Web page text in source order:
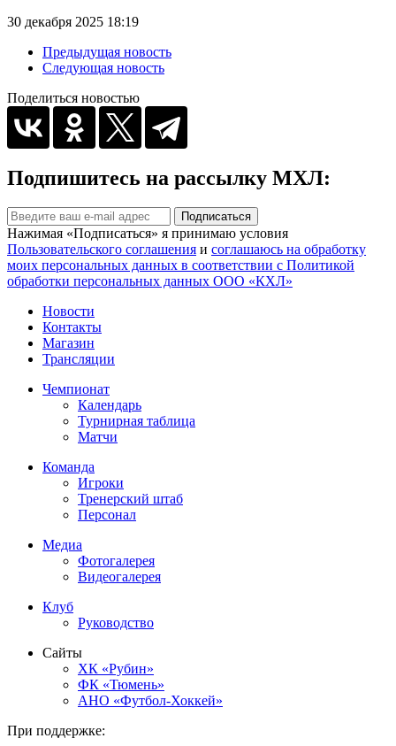
30 декабря 2025 18:19
Предыдущая новость
Следующая новость
Поделиться новостью
Подпишитесь на рассылку МХЛ:
Подписаться
Нажимая «Подписаться» я принимаю условия
Пользовательского соглашения и соглашаюсь на обработку
моих персональных данных в соответствии с Политикой
обработки персональных данных ООО «КХЛ»
Новости
Контакты
Магазин
Трансляции
Чемпионат
Календарь
Турнирная таблица
Матчи
Команда
Игроки
Тренерский штаб
Персонал
Медиа
Фотогалерея
Видеогалерея
Клуб
Руководство
Сайты
ХК «Рубин»
ФК «Тюмень»
АНО «Футбол-Хоккей»
При поддержке: